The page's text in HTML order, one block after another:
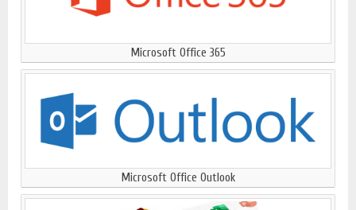
Microsoft Office 365
Microsoft Office Outlook